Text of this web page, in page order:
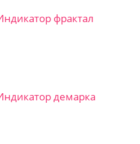
фрактал
демарка